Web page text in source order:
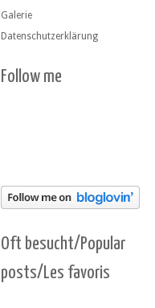
Galerie
Datenschutzerklärung
Follow me
Oft besucht/Popular
posts/Les favoris